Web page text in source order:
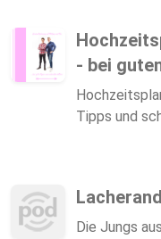
- bei
Tipps und
Die Jungs